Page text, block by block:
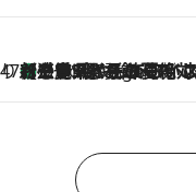
47都道府県の手みやげ ひんやりスイーツで夏を満喫
9 Hours Ago
【三重県】この夏絶対食べたい 冷やしておいしいおやつ3選 お餅×アイスの新感覚スイーツ